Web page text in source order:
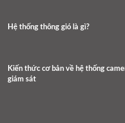
Hệ thống thông gió là gì?
Kiến thức cơ bản về hệ thống
giám sát